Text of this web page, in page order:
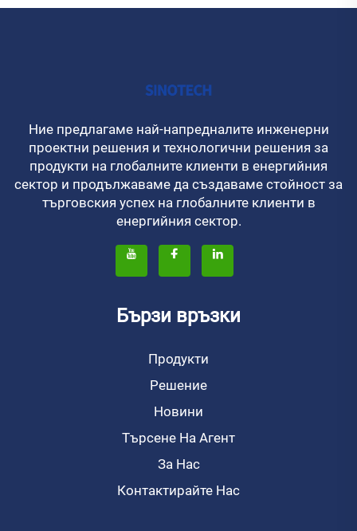
Ние предлагаме най-напредналите инженерни
проектни решения и технологични решения за
продукти на глобалните клиенти в енергийния
сектор и продължаваме да създаваме стойност за
търговския успех на глобалните клиенти в
енергийния сектор.
Бързи връзки
Продукти
Решение
Новини
Търсене На Агент
За Нас
Контактирайте Нас